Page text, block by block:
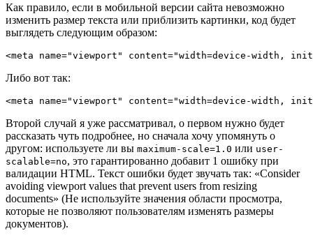
Как правило, если в мобильной версии сайта невозможно
изменить размер текста или приблизить картинки, код будет
выглядеть следующим образом:
<meta name="viewport" content="width=device-width,
Либо вот так:
<meta name="viewport" content="width=device-width,
Второй случай я уже рассматривал, о первом нужно будет
рассказать чуть подробнее, но сначала хочу упомянуть о
другом: используете ли вы maximum-scale=1.0 или user-
scalable=no, это гарантированно добавит 1 ошибку при
валидации HTML. Текст ошибки будет звучать так: «Consider
avoiding viewport values that prevent users from resizing
documents» (Не используйте значения области просмотра,
которые не позволяют пользователям изменять размеры
документов).